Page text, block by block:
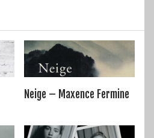
Neige – Maxence Fermine